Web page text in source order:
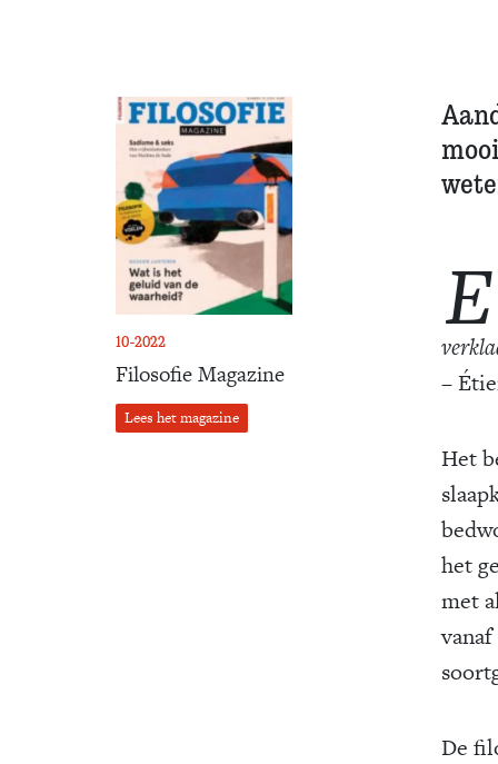
10-2022
Filosofie Magazine
Lees het magazine
E
–
Het
het
met
De